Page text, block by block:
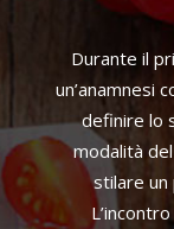
Durante il
un’anamnesi
definire lo
modalità
stilare un